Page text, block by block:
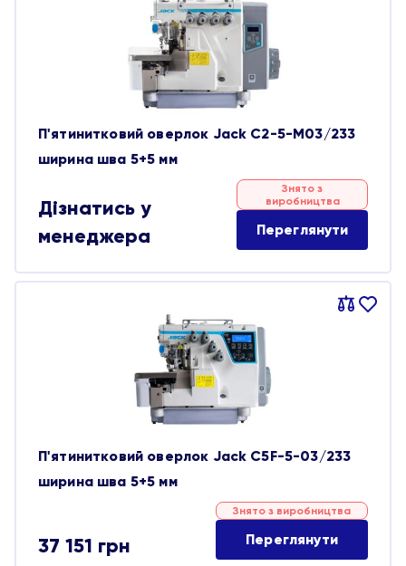
П'ятинитковий оверлок Jack C2-5-M03/233
ширина шва 5+5 мм
Дізнатись у
менеджера
Знято з
виробництва
Переглянути
Порівняти
В
П'ятинитковий оверлок Jack C5F-5-03/233
ширина шва 5+5 мм
37 151 грн
Знято з виробництва
Переглянути